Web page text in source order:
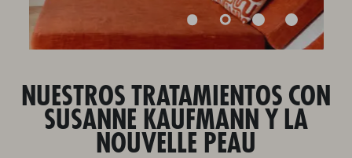
NUESTROS TRATAMIENTOS CON
SUSANNE KAUFMANN Y LA
NOUVELLE PEAU